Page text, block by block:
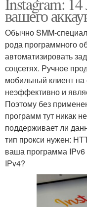
вашего
Обычно SMM-
рода программного
автоматизировать
соцсетях. Ручное
мобильный клиент
неэффективно и
Поэтому без
программ тут никак
поддерживает ли
тип прокси нужен:
ваша программа IPv6
IPv4?